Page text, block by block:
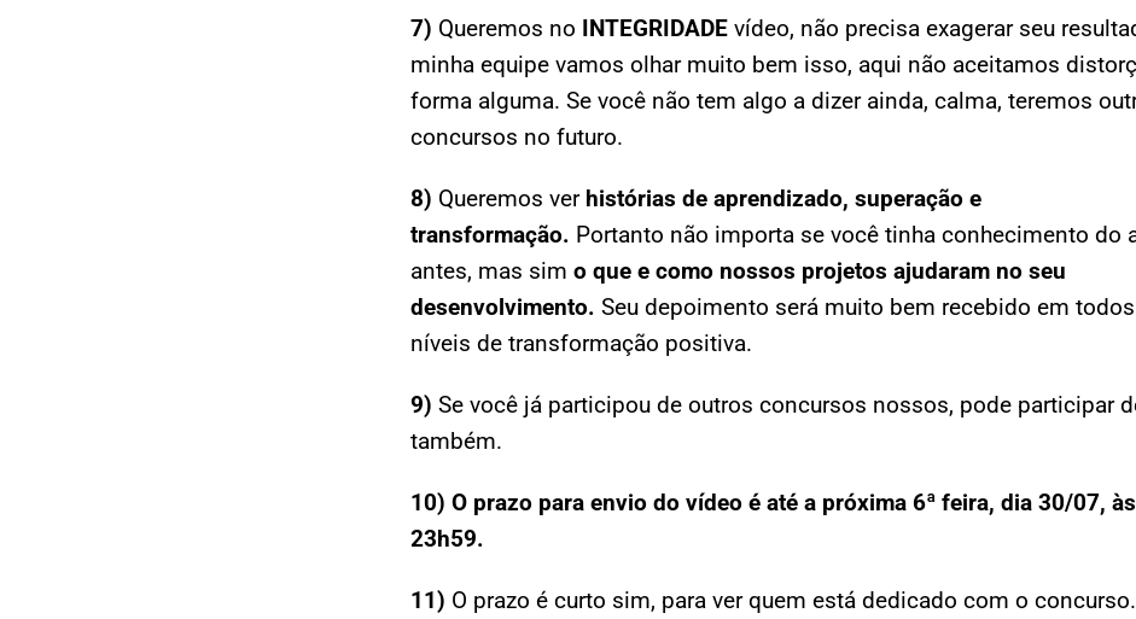
7) Queremos no INTEGRIDADE vídeo, não precisa exagerar seu
minha equipe vamos olhar muito bem isso, aqui não aceitamos
forma alguma. Se você não tem algo a dizer ainda, calma, teremos
concursos no futuro.
8) Queremos ver histórias de aprendizado, superação e
transformação. Portanto não importa se você tinha conhecimento do
antes, mas sim o que e como nossos projetos ajudaram no seu
desenvolvimento. Seu depoimento será muito bem recebido em
níveis de transformação positiva.
9) Se você já participou de outros concursos nossos, pode participar
também.
10) O prazo para envio do vídeo é até a próxima 6ª feira, dia 30/07, às
23h59.
11) O prazo é curto sim, para ver quem está dedicado com o concurso.